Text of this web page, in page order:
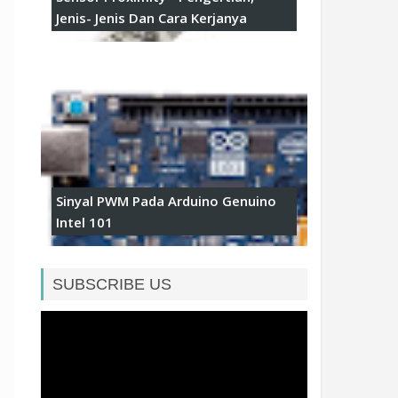
Jenis- Jenis Dan Cara Kerjanya
Sinyal PWM Pada Arduino Genuino
Intel 101
SUBSCRIBE US